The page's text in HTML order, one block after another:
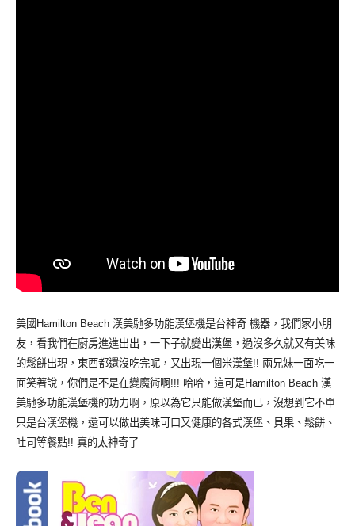
美國Hamilton Beach 漢美馳多功能漢堡機是台神奇 機器，我們家小朋
友，看我們在廚房進進出出，一下子就變出漢堡，過沒多久就又有美味
的鬆餅出現，東西都還沒吃完呢，又出現一個米漢堡!! 兩兄妹一面吃一
面笑著說，你們是不是在變魔術啊!!! 哈哈，這可是Hamilton Beach 漢
美馳多功能漢堡機的功力啊，原以為它只能做漢堡而已，沒想到它不單
只是台漢堡機，還可以做出美味可口又健康的各式漢堡、貝果、鬆餅、
吐司等餐點!! 真的太神奇了